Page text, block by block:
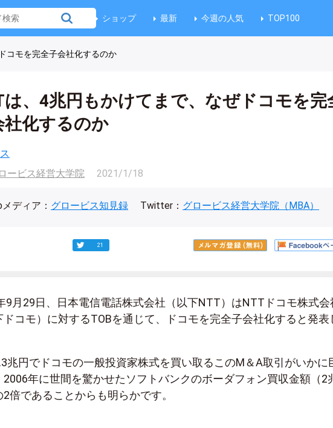
ショップ 最新 今週の人気 TOP100
コモを完全子会社化するのか
は、4兆円もかけてまで、なぜドコモを完
社化するのか
ービス経営大学院
2021/1/18
ディア： グロービス知見録 Twitter： グロービス経営大学院（MBA）
21
9月29日、日本電信電話株式会社（以下NTT）はNTTドコモ株式会
ドコモ）に対するTOBを通じて、ドコモを完全子会社化すると発表
兆円でドコモの一般投資家株式を買い取るこのM＆A取引がいかに
2006年に世間を驚かせたソフトバンクのボーダフォン買収金額（2
2倍であることからも明らかです。